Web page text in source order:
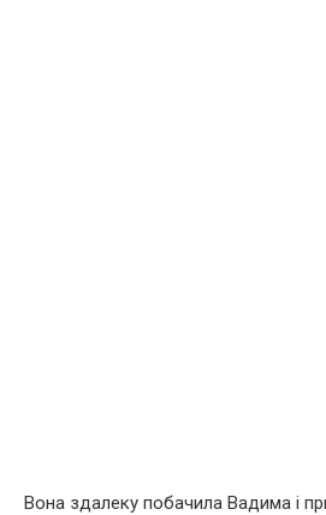
Вона здалеку побачила Вадима і